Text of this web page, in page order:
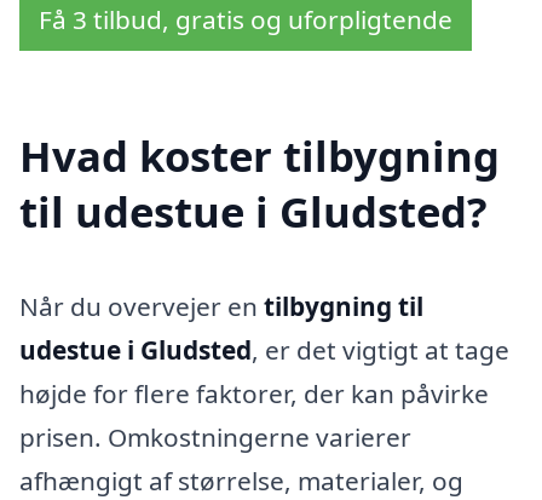
Få 3 tilbud, gratis og uforpligtende
Hvad koster tilbygning
til udestue i Gludsted?
Når du overvejer en tilbygning til
udestue i Gludsted, er det vigtigt at tage
højde for flere faktorer, der kan påvirke
prisen. Omkostningerne varierer
afhængigt af størrelse, materialer, og